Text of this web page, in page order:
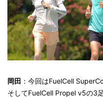
岡田 ：今回はFuelCell
そしてFuelCell Propel v5の3